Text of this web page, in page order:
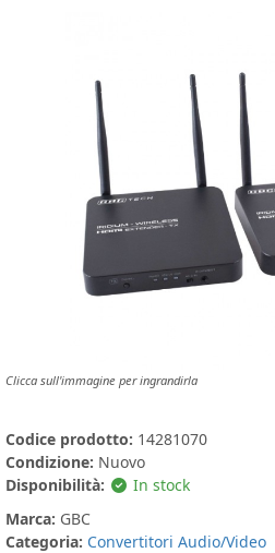
Clicca sull'immagine per ingrandirla
Codice prodotto: 14281070
Condizione: Nuovo
Disponibilità:
In stock
Marca: GBC
Categoria: Convertitori Audio/Video